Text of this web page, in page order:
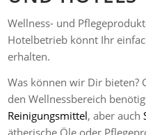
Wellness- und
Hotelbetrieb könnt Ihr
erhalten.
Was können wir Dir bieten?
den Wellnessbereich
Reinigungsmittel, aber auch
ätherische Öle oder